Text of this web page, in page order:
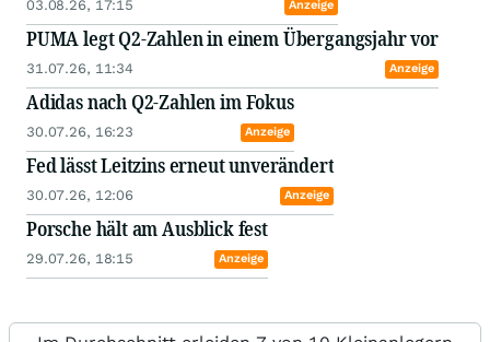
03.08.26, 17:15 Anzeige
PUMA legt Q2-Zahlen in einem Übergangsjahr vor
31.07.26, 11:34 Anzeige
Adidas nach Q2-Zahlen im Fokus
30.07.26, 16:23 Anzeige
Fed lässt Leitzins erneut unverändert
30.07.26, 12:06 Anzeige
Porsche hält am Ausblick fest
29.07.26, 18:15 Anzeige